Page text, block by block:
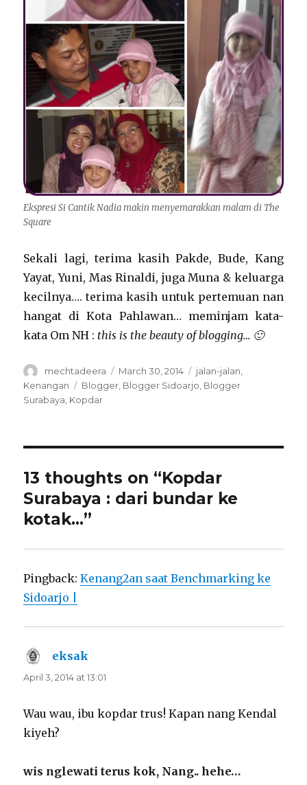
Ekspresi Si Cantik Nadia makin menyemarakkan malam di The
Square
Sekali lagi, terima kasih Pakde, Bude, Kang
Yayat, Yuni, Mas Rinaldi, juga Muna & keluarga
kecilnya…. terima kasih untuk pertemuan nan
hangat di Kota Pahlawan… meminjam kata-
kata Om NH : this is the beauty of blogging… 🙂
Author
mechtadeera
Posted
on
March 30, 2014 Categories
jalan-jalan,
Kenangan
Tags
Blogger, Blogger Sidoarjo, Blogger
Surabaya, Kopdar
13 thoughts on “Kopdar
Surabaya : dari bundar ke
kotak…”
Pingback:Kenang2an saat Benchmarking ke
Sidoarjo |
eksak
April 3, 2014 at 13:01
Wau wau, ibu kopdar trus! Kapan nang Kendal
kiyeh?
wis nglewati terus kok, Nang.. hehe…